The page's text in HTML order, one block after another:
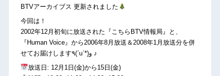
BTVアーカイブス 更新されました
今回は！
2002年12月初旬に放送された『こちらBTV情報局』と、
『Human Voice』から2006年8月放送＆2008年1月放送分を併
せてお届けします٩(ˊuˋ*)و ♪
放送日: 12月1日(金)から15日(金)